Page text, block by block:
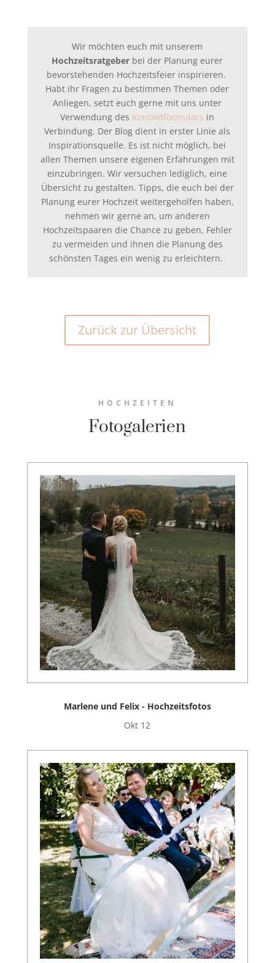
Wir möchten euch mit unserem
Hochzeitsratgeber bei der Planung eurer
bevorstehenden Hochzeitsfeier inspirieren.
Habt ihr Fragen zu bestimmen Themen oder
Anliegen, setzt euch gerne mit uns unter
Verwendung des Kontaktformulars in
Verbindung. Der Blog dient in erster Linie als
Inspirationsquelle. Es ist nicht möglich, bei
allen Themen unsere eigenen Erfahrungen mit
einzubringen. Wir versuchen lediglich, eine
Übersicht zu gestalten. Tipps, die euch bei der
Planung eurer Hochzeit weitergeholfen haben,
nehmen wir gerne an, um anderen
Hochzeitspaaren die Chance zu geben, Fehler
zu vermeiden und ihnen die Planung des
schönsten Tages ein wenig zu erleichtern.
Zurück zur Übersicht
HOCHZEITEN
Fotogalerien
Marlene und Felix - Hochzeitsfotos
Okt 12